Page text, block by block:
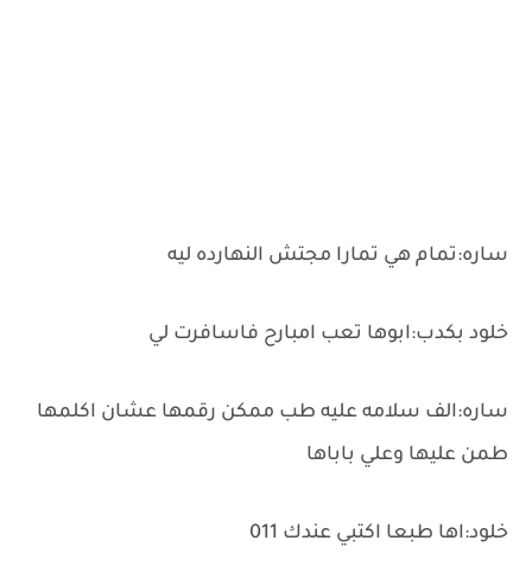
ساره:تمام هي تمارا مجتش النهارده ليه
خلود بكدب:ابوها تعب امبارح فاسافرت لي
ساره:الف سلامه عليه طب ممكن رقمها عشان اكلمها
طمن عليها وعلي باباها
خلود:اها طبعا اكتبي عندك 011